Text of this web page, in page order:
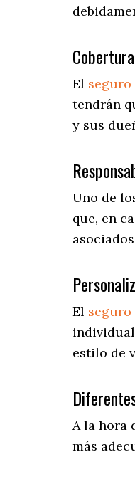
El seguro
tendrán
y sus
Uno de
que, en
El seguro
estilo de
A la hora
más